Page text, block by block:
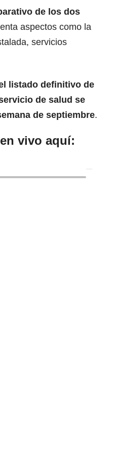
de los dos
aspectos como la
servicios
listado definitivo de
de salud se
de septiembre.
vivo aquí: